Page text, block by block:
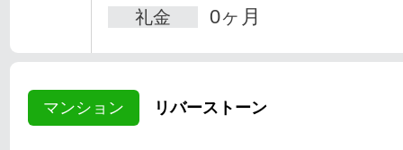
礼金 0ヶ月
マンション リバーストーン